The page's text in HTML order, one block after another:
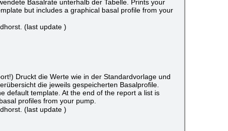
Basalrate unterhalb der Tabelle. Prints your
but includes a graphical basal profile from your
(last update )
Druckt die Werte wie in der Standardvorlage und
die jeweils gespeicherten Basalprofile.
default template. At the end of the report a list is
profiles from your pump.
(last update )